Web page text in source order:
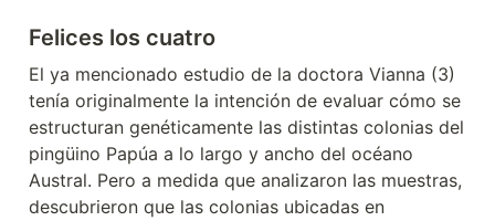
Felices los cuatro
El ya mencionado estudio de la doctora Vianna (3)
tenía originalmente la intención de evaluar cómo se
estructuran genéticamente las distintas colonias del
pingüino Papúa a lo largo y ancho del océano
Austral. Pero a medida que analizaron las muestras,
descubrieron que las colonias ubicadas en